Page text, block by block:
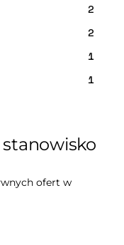
2
2
1
1
ofert w